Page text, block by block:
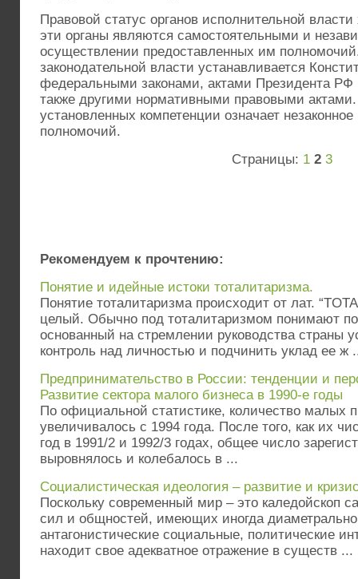
Правовой статус органов исполнительной власти
эти органы являются самостоятельными и
осуществлении предоставленных им
законодательной власти устанавливается
федеральными законами, актами Президента
также другими нормативными правовыми
установленных компетенции означает
полномочий.
Страницы: 1 2 3
Рекомендуем к прочтению:
Понятие и идейные истоки тоталитаризма.
Понятие тоталитаризма происходит от лат.
целый. Обычно под тоталитаризмом понимают
основанный на стремлении руководства страны
контроль над личностью и подчинить уклад ее ж
Предпринимательство в России: тенденции и
Развитие сектора малого бизнеса в 1990-е годы
По официальной статистике, количество малых
увеличивалось с 1994 года. После того, как их
год в 1991/2 и 1992/3 годах, общее число
выровнялось и колебалось в ...
Социалистическая идеология – развитие и
Поскольку современный мир – это каледойскоп
сил и общностей, имеющих иногда
антагонистические социальные, политические
находит свое адекватное отражение в существ ...